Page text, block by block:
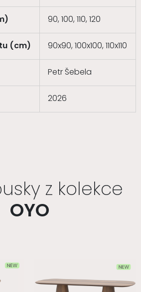
90, 100, 110, 120
(cm) 90x90, 100x100, 110x110
Petr Šebela
2026
z kolekce
OYO